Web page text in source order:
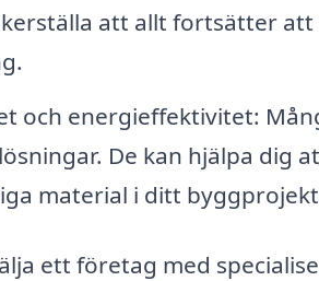
att allt fortsätter
och energieffektivitet:
De kan hjälpa dig
material i ditt
ett företag med